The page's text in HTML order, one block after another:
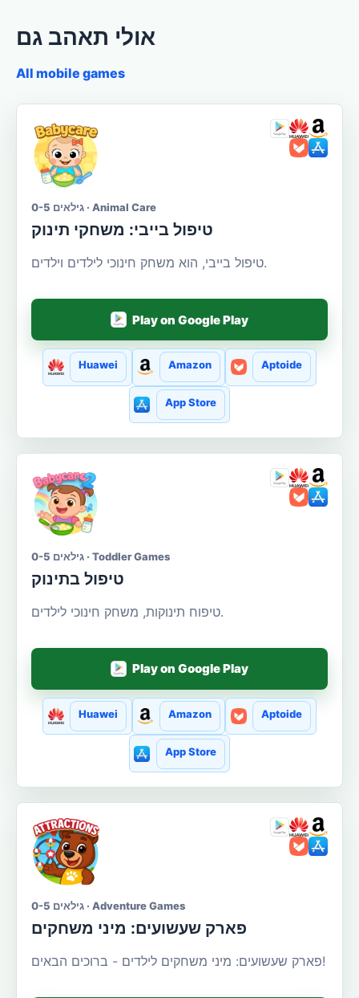
אולי תאהב גם
All mobile games
גילאים 0-5 · Animal Care
טיפול בייבי: משחקי תינוק
טיפול בייבי, הוא משחק חינוכי לילדים וילדים.
Play on Google Play
Huawei Amazon Aptoide
App Store
גילאים 0-5 · Toddler Games
טיפול בתינוק
טיפוח תינוקות, משחק חינוכי לילדים.
Play on Google Play
Huawei Amazon Aptoide
App Store
גילאים 0-5 · Adventure Games
פארק שעשועים: מיני משחקים
פארק שעשועים: מיני משחקים לילדים - ברוכים הבאים!